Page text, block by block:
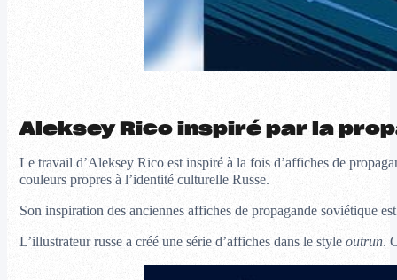
Aleksey Rico inspiré par la
Le travail d’Aleksey Rico est inspiré à la fois d’affiches de
couleurs propres à l’identité culturelle Russe.
Son inspiration des anciennes affiches de propagande soviétique
L’illustrateur russe a créé une série d’affiches dans le style outrun.